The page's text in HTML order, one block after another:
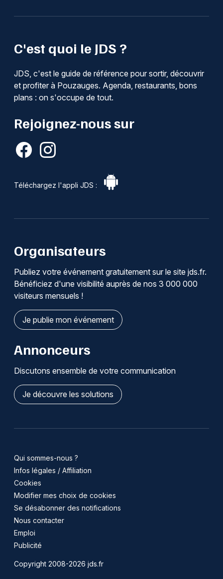
C'est quoi le JDS ?
JDS, c'est le guide de référence pour sortir, découvrir
et profiter à Pouzauges. Agenda, restaurants, bons
plans : on s'occupe de tout.
Rejoignez-nous sur
Téléchargez l'appli JDS :
Organisateurs
Publiez votre événement gratuitement sur le site jds.fr.
Bénéficiez d'une visibilité auprès de nos 3 000 000
visiteurs mensuels !
Je publie mon événement
Annonceurs
Discutons ensemble de votre communication
Je découvre les solutions
Qui sommes-nous ?
Infos légales / Affiliation
Cookies
Modifier mes choix de cookies
Se désabonner des notifications
Nous contacter
Emploi
Publicité
Copyright 2008-2026 jds.fr